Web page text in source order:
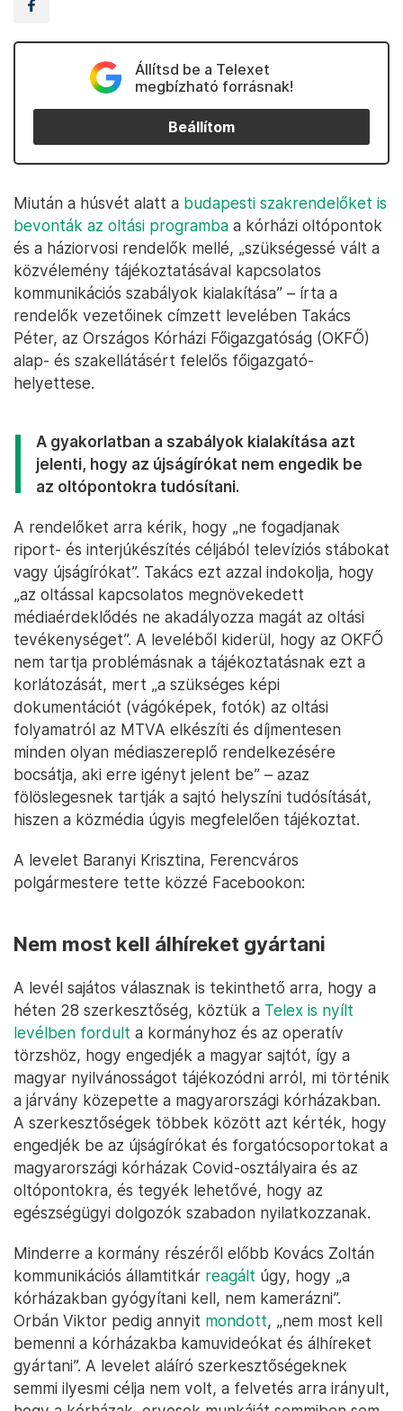
Állítsd be a Telexet
megbízható forrásnak!
Beállítom
Miután a húsvét alatt a budapesti szakrendelőket is
bevonták az oltási programba a kórházi oltópontok
és a háziorvosi rendelők mellé, „szükségessé vált a
közvélemény tájékoztatásával kapcsolatos
kommunikációs szabályok kialakítása” – írta a
rendelők vezetőinek címzett levelében Takács
Péter, az Országos Kórházi Főigazgatóság (OKFŐ)
alap- és szakellátásért felelős főigazgató-
helyettese.
A gyakorlatban a szabályok kialakítása azt
jelenti, hogy az újságírókat nem engedik be
az oltópontokra tudósítani.
A rendelőket arra kérik, hogy „ne fogadjanak
riport- és interjúkészítés céljából televíziós stábokat
vagy újságírókat”. Takács ezt azzal indokolja, hogy
„az oltással kapcsolatos megnövekedett
médiaérdeklődés ne akadályozza magát az oltási
tevékenységet”. A leveléből kiderül, hogy az OKFŐ
nem tartja problémásnak a tájékoztatásnak ezt a
korlátozását, mert „a szükséges képi
dokumentációt (vágóképek, fotók) az oltási
folyamatról az MTVA elkészíti és díjmentesen
minden olyan médiaszereplő rendelkezésére
bocsátja, aki erre igényt jelent be” – azaz
fölöslegesnek tartják a sajtó helyszíni tudósítását,
hiszen a közmédia úgyis megfelelően tájékoztat.
A levelet Baranyi Krisztina, Ferencváros
polgármestere tette közzé Facebookon:
Nem most kell álhíreket gyártani
A levél sajátos válasznak is tekinthető arra, hogy a
héten 28 szerkesztőség, köztük a Telex is nyílt
levélben fordult a kormányhoz és az operatív
törzshöz, hogy engedjék a magyar sajtót, így a
magyar nyilvánosságot tájékozódni arról, mi történik
a járvány közepette a magyarországi kórházakban.
A szerkesztőségek többek között azt kérték, hogy
engedjék be az újságírókat és forgatócsoportokat a
magyarországi kórházak Covid-osztályaira és az
oltópontokra, és tegyék lehetővé, hogy az
egészségügyi dolgozók szabadon nyilatkozzanak.
Minderre a kormány részéről előbb Kovács Zoltán
kommunikációs államtitkár reagált úgy, hogy „a
kórházakban gyógyítani kell, nem kamerázni”.
Orbán Viktor pedig annyit mondott, „nem most kell
bemenni a kórházakba kamuvideókat és álhíreket
gyártani”. A levelet aláíró szerkesztőségeknek
semmi ilyesmi célja nem volt, a felvetés arra irányult,